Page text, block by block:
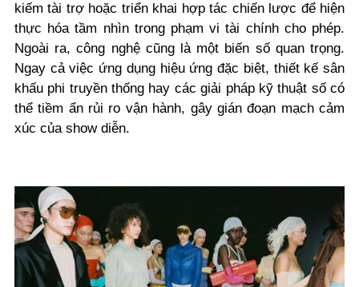
kiếm tài trợ hoặc triển khai hợp tác chiến lược để hiện
thực hóa tầm nhìn trong phạm vi tài chính cho phép.
Ngoài ra, công nghệ cũng là một biến số quan trọng.
Ngay cả việc ứng dụng hiệu ứng đặc biệt, thiết kế sân
khấu phi truyền thống hay các giải pháp kỹ thuật số có
thể tiềm ẩn rủi ro vận hành, gây gián đoạn mạch cảm
xúc của show diễn.